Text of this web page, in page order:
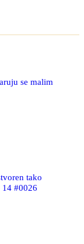
se malim
tako
14 #0026